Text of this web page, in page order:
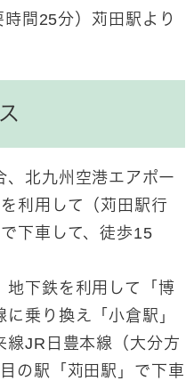
間25分）苅田駅より
、北九州空港エアポー
利用して（苅田駅行
下車して、徒歩15
地下鉄を利用して「博
乗り換え「小倉駅」
線JR日豊本線（大分方
の駅「苅田駅」で下車